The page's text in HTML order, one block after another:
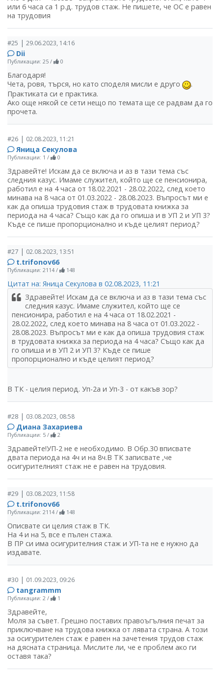
или 6 часа са 1 р.д. трудов стаж. Не пишете, че ОС е равен
на трудовия
#25 | 29.06.2023, 14:16
Dii
Публикации: 25 / 0
Благодаря!
Чета, ровя, търся, но като споделя мисли е друго
.
Практиката си е практика.
Ако още някой се сети нещо по темата ще се радвам да го
прочета.
#26 | 02.08.2023, 11:21
Яница Секулова
Публикации: 1 / 0
Здравейте! Искам да се включа и аз в тази тема със
следния казус. Имаме служител, който ще се пенсионира,
работил е на 4 часа от 18.02.2021 - 28.02.2022, след което
минава на 8 часа от 01.03.2022 - 28.08.2023. Въпросът ми е
как да опиша трудовия стаж в трудовата книжка за
периода на 4 часа? Също как да го опиша и в УП 2 и УП 3?
Къде се пише пропорционално и къде целият период?
#27 | 02.08.2023, 13:51
t.trifonov66
Публикации: 2114 / 148
Цитат на: Яница Секулова в 02.08.2023, 11:21
Здравейте! Искам да се включа и аз в тази тема със
следния казус. Имаме служител, който ще се
пенсионира, работил е на 4 часа от 18.02.2021 -
28.02.2022, след което минава на 8 часа от 01.03.2022 -
28.08.2023. Въпросът ми е как да опиша трудовия стаж
в трудовата книжка за периода на 4 часа? Също как да
го опиша и в УП 2 и УП 3? Къде се пише
пропорционално и къде целият период?
В ТК - целия период. Уп-2а и Уп-3 - от какъв зор?
#28 | 03.08.2023, 08:58
Диана Захариева
Публикации: 5 / 2
Здравейте!УП-2 не е необходимо. В Обр.30 вписвате
двата периода на 4ч и на 8ч.В ТК записвате ,че
осигурителният стаж не е равен на трудовия.
#29 | 03.08.2023, 11:58
t.trifonov66
Публикации: 2114 / 148
Описвате си целия стаж в ТК.
На 4 и на 5, все е пълен стажа.
В ПР си има осигурителния стаж и УП-та не е нужно да
издавате.
#30 | 01.09.2023, 09:26
tangrammm
Публикации: 2 / 1
Здравейте,
Моля за съвет. Грешно поставих правоъгълния печат за
приключване на трудова книжка от лявата страна. А този
за осигурителен стаж е равен на зачетения трудов стаж
на дясната страница. Мислите ли, че е проблем ако ги
оставя така?